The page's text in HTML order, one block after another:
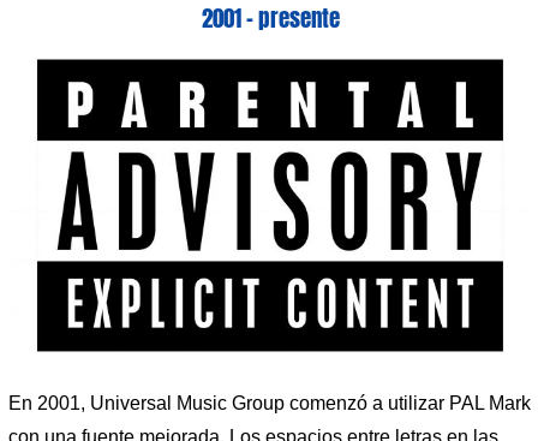
2001 – presente
En 2001, Universal Music Group comenzó a utilizar PAL Mark
con una fuente mejorada. Los espacios entre letras en las